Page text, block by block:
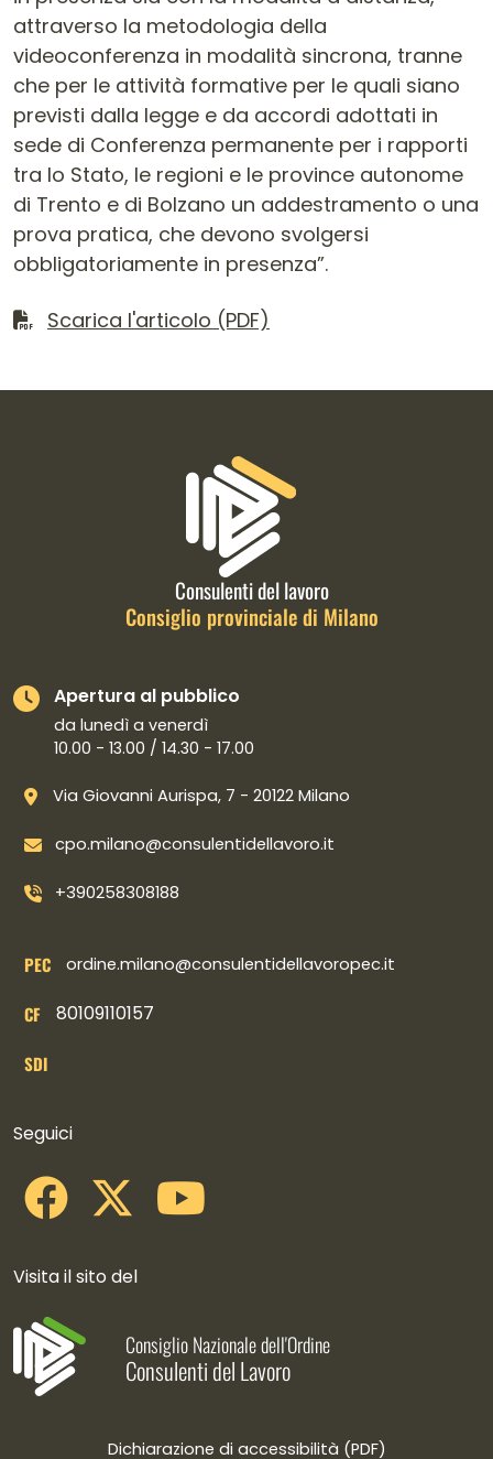
attraverso la metodologia della
videoconferenza in modalità sincrona, tranne
che per le attività formative per le quali siano
previsti dalla legge e da accordi adottati in
sede di Conferenza permanente per i rapporti
tra lo Stato, le regioni e le province autonome
di Trento e di Bolzano un addestramento o una
prova pratica, che devono svolgersi
obbligatoriamente in presenza”.
Scarica il file
Scarica l'articolo (PDF)
Informazioni di contatto e link
Consulenti del lavoro
Consiglio provinciale di Milano
Apertura al pubblico
da lunedì a venerdì
10.00 - 13.00 / 14.30 - 17.00
Via Giovanni Aurispa, 7 - 20122 Milano
cpo.milano@consulentidellavoro.it
+390258308188
PEC ordine.milano@consulentidellavoropec.it
CF 80109110157
SDI
Seguici
Visita il sito del
Consiglio Nazionale dell'Ordine
Consulenti del Lavoro
Dichiarazione di accessibilità (PDF)